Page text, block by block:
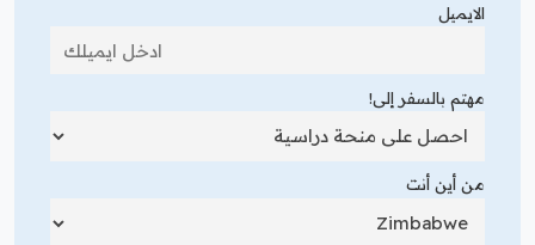
الايميل
مهتم بالسفر إلى!
من أين أنت